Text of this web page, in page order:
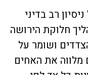
רב בדיני
חלוקת הירושה
ושומר על
מלווה את האחים